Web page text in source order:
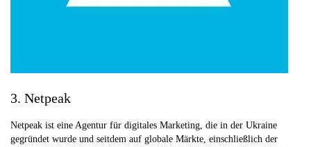
3. Netpeak
Netpeak ist eine Agentur für digitales Marketing, die in der Ukraine
gegründet wurde und seitdem auf globale Märkte, einschließlich der